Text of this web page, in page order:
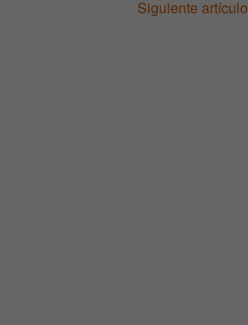
Siguiente artículo